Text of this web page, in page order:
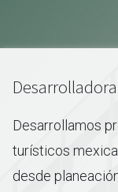
Desarrollamos
turísticos
desde